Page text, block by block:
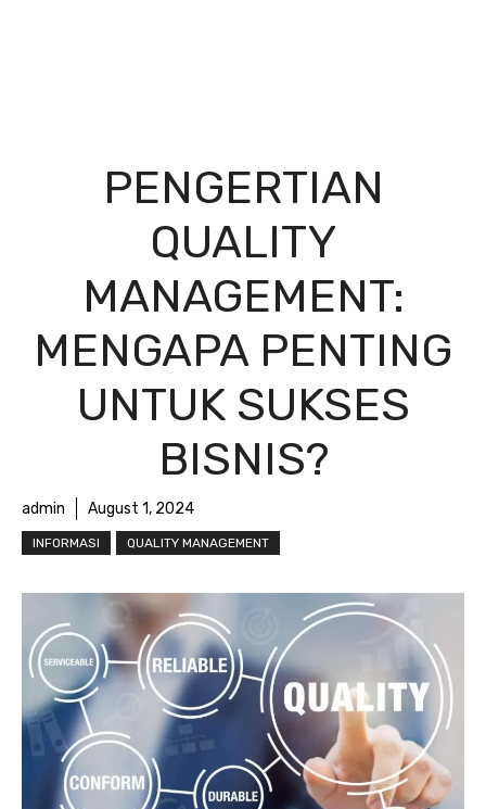
PENGERTIAN
QUALITY
MANAGEMENT:
MENGAPA PENTING
UNTUK SUKSES
BISNIS?
admin August 1, 2024
INFORMASI QUALITY MANAGEMENT